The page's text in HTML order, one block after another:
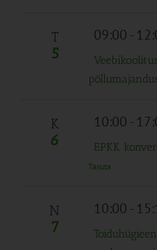
T
5
09:00-
K
6
10:00-
EPKK
Tasuta
N
7
10:00-